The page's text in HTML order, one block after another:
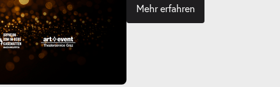
Mehr erfahren